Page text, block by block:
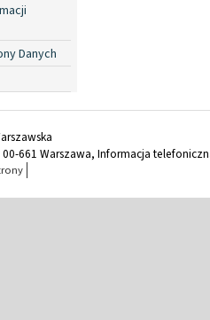
Danych
661 Warszawa, Informacja